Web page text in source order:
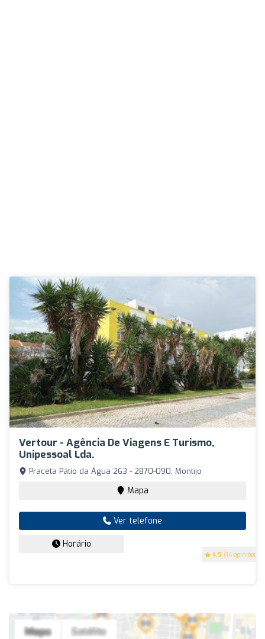
Vertour - Agência De Viagens E Turismo,
Unipessoal Lda.
4.9 (14 opiniões)
Praceta Pátio da Água 263 - 2870-090, Montijo
Mapa
Ver telefone
Horário